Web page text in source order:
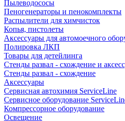
Пылеводососы
Пеногенераторы и пенокомплекты
Распылители для химчисток
Копья, пистолеты
Аксессуары для автомоечного
Полировка ЛКП
Товары для детейлинга
Стенды развал - схождение и
Стенды развал - схождение
Аксессуары
Сервисная автохимия ServiceLine
Сервисное оборудование
Компрессорное оборудование
Освещение